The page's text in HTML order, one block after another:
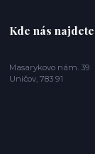
Kde nás najdete
Masarykovo nám. 39
Uničov, 783 91